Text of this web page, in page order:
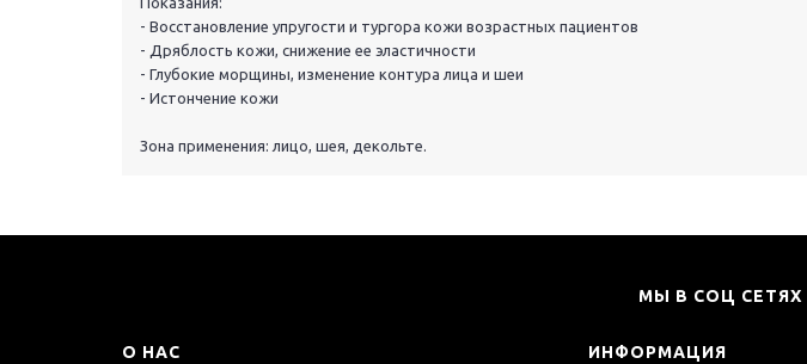
- Восстановление упругости и тургора кожи возрастных пациентов
- Дряблость кожи, снижение ее эластичности
- Глубокие морщины, изменение контура лица и шеи
- Истончение кожи
Зона применения: лицо, шея, декольте.
МЫ В СОЦ СЕТЯХ
О НАС ИНФОРМАЦИЯ